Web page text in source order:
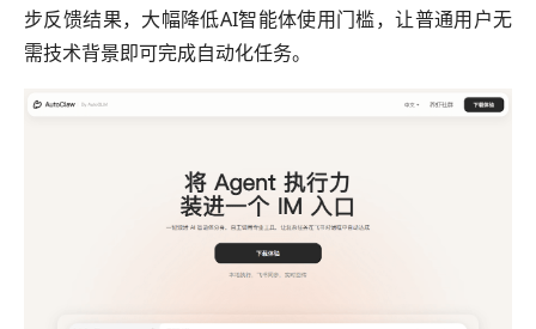
步反馈结果，大幅降低AI智能体使用门槛，让普通用户无
需技术背景即可完成自动化任务。